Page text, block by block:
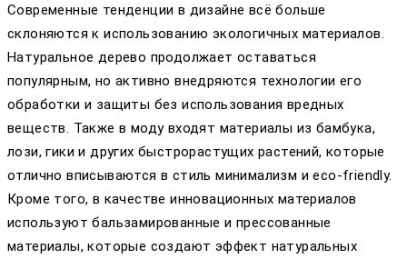
Современные тенденции в дизайне всё больше
склоняются к использованию экологичных материалов.
Натуральное дерево продолжает оставаться
популярным, но активно внедряются технологии его
обработки и защиты без использования вредных
веществ. Также в моду входят материалы из бамбука,
лози, гики и других быстрорастущих растений, которые
отлично вписываются в стиль минимализм и eco-friendly.
Кроме того, в качестве инновационных материалов
используют бальзамированные и прессованные
материалы, которые создают эффект натуральных